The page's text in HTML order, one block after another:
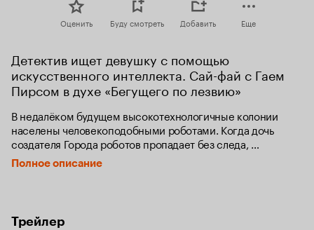
Оценить Буду смотреть Добавить Еще
Детектив ищет девушку с помощью
искусственного интеллекта. Сай-фай с Гаем
Пирсом в духе «Бегущего по лезвию»
В недалёком будущем высокотехнологичные колонии
населены человекоподобными роботами. Когда дочь
создателя Города роботов пропадает без следа,
он посылает на её поиски частного детектива Дэвида
Кармайкла. Тот объединяется с продвинутым
414 и истинную причину существования колонии.
Полное описание
Трейлер